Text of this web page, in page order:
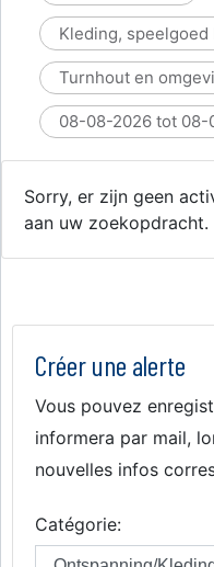
Kleding, speelgoed
Turnhout en
08-08-2026 tot 08-
Sorry, er zijn geen
aan uw zoekopdracht.
Créer une alerte
Vous pouvez
informera par mail,
nouvelles infos
Catégorie: